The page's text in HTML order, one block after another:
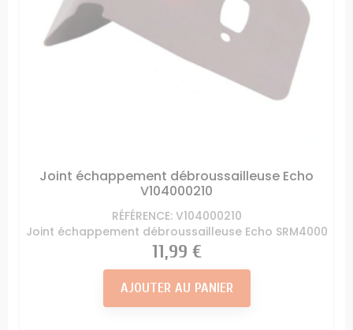
Joint échappement débroussailleuse Echo
V104000210
RÉFÉRENCE: V104000210
Joint échappement débroussailleuse Echo SRM4000
Prix
11,99 €
AJOUTER AU PANIER